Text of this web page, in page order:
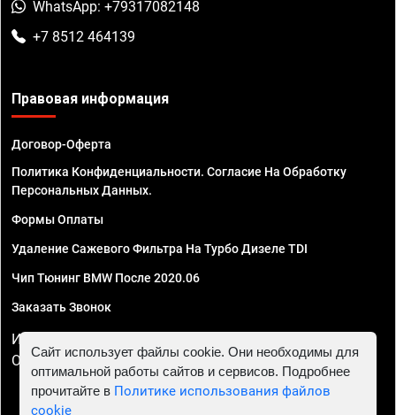
WhatsApp: +79317082148
+7 8512 464139
Правовая информация
Договор-Оферта
Политика Конфиденциальности. Согласие На Обработку
Персональных Данных.
Формы Оплаты
Удаление Сажевого Фильтра На Турбо Дизеле TDI
Чип Тюнинг BMW После 2020.06
Заказать Звонок
ИП Смирнов Георгий Павлович. ИНН 781302555843,
ОГРНИП 324470400032610
Сайт использует файлы cookie. Они необходимы для
оптимальной работы сайтов и сервисов. Подробнее
прочитайте в Политике использования файлов
cookie